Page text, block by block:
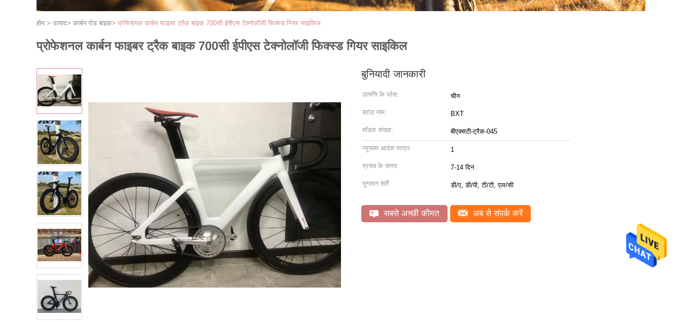
होम > उत्पाद> कार्बन रोड बाइक> प्रोफेशनल कार्बन फाइबर ट्रैक बाइक 700सी ईपीएस टेक्नोलॉजी फिक्स्ड गियर साइकिल
प्रोफेशनल कार्बन फाइबर ट्रैक बाइक 700सी ईपीएस टेक्नोलॉजी फिक्स्ड गियर साइकिल
बुनियादी जानकारी
उत्पत्ति के प्लेस: चीन
ब्रांड नाम: BXT
मॉडल संख्या: बीएक्सटी-ट्रैक-045
न्यूनतम आदेश मात्रा: 1
प्रसव के समय: 7-14 दिन
भुगतान शर्तें: डी/ए, डी/पी, टी/टी, एल/सी
सबसे अच्छी कीमत अब से संपर्क करें